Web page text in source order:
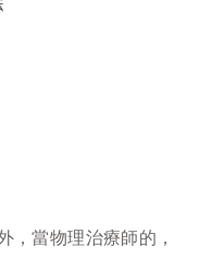
，當物理治療師的，